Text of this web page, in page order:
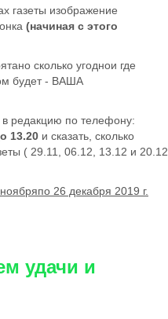
газеты изображение
(начиная с этого
сколько угоднои где
будет - ВАША
редакцию по телефону:
13.20 и сказать, сколько
( 29.11, 06.12, 13.12 и 20.12
26 декабря 2019 г.
удачи и